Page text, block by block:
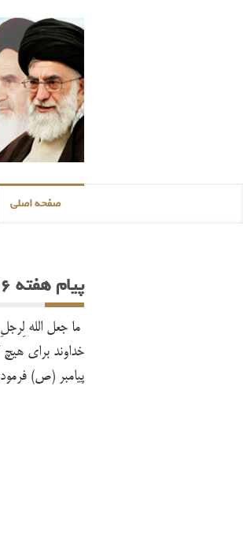
صفحه اصلی
پیام هفته 16
مَا جَعَلَ اللّهُ
خداوند برای
پیامبر (ص)